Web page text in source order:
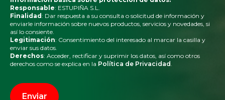
Responsable: ESTUPIÑA S.L.
Finalidad: Dar respuesta a su consulta o solicitud de información y
enviarle información sobre nuevos productos, servicios y novedades, si
así lo consiente.
Legitimación: Consentimiento del interesado al marcar la casilla y
enviar sus datos.
Derechos: Acceder, rectificar y suprimir los datos, así como otros
derechos como se explica en la Política de Privacidad